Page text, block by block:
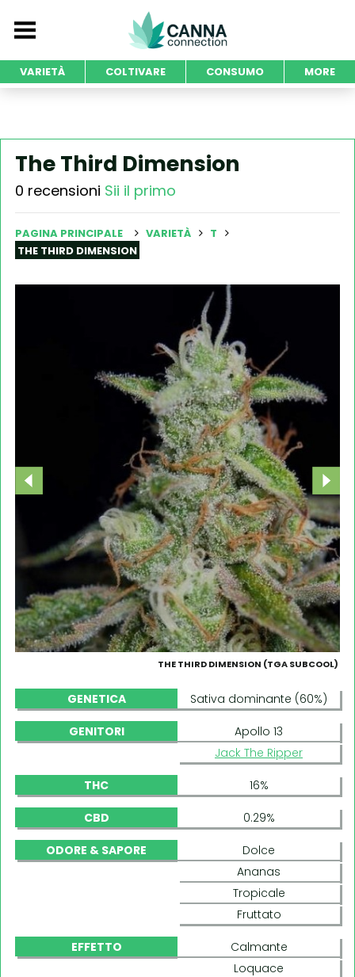
VARIETÀ COLTIVARE CONSUMO MORE
The Third Dimension
0 recensioni Sii il primo
PAGINA PRINCIPALE VARIETÀ
T
THE THIRD DIMENSION
THE THIRD DIMENSION (TGA SUBCOOL)
GENETICA Sativa dominante (60%)
GENITORI
Apollo 13
Jack The Ripper
THC 16%
CBD 0.29%
ODORE & SAPORE
Dolce
Ananas
Tropicale
Fruttato
EFFETTO
Calmante
Loquace